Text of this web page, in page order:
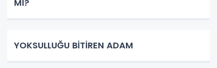
Mİ?
YOKSULLUĞU BİTİREN ADAM